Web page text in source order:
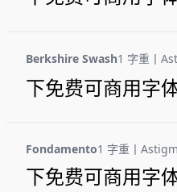
Berkshire Swash1 字重 丨
下免费可商用字
Fondamento1 字重 丨
下免费可商用字